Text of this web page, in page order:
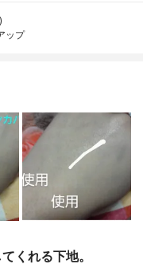
ップ
くれる下地。